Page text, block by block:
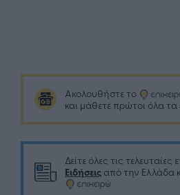
Ακολουθήστε το
και μάθετε πρώτοι όλα τα
Δείτε όλες τις τελευταίες
Ειδήσεις από την Ελλάδα